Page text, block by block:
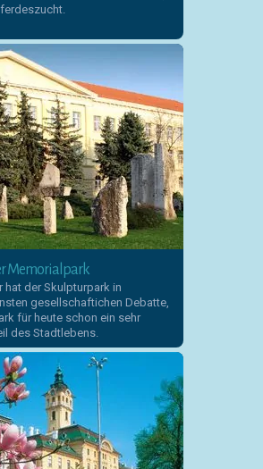
Memorialpark
hat der Skulpturpark in
gesellschaftichen Debatte,
für heute schon ein sehr
des Stadtlebens.